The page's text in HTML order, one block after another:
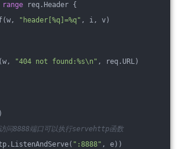
range req.Header {
"header[%q]=%q" , i, v)
"404 not found:%s\n" , req.URL)
问8888端口可以执行servehttp函数
":8888" , e))